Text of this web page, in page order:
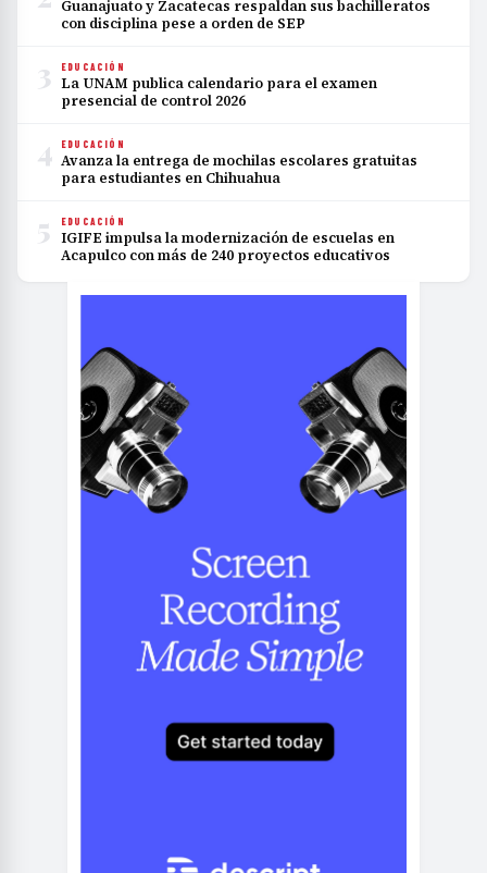
Guanajuato y Zacatecas respaldan sus bachilleratos
con disciplina pese a orden de SEP
3 EDUCACIÓN
La UNAM publica calendario para el examen
presencial de control 2026
4 EDUCACIÓN
Avanza la entrega de mochilas escolares gratuitas
para estudiantes en Chihuahua
5 EDUCACIÓN
IGIFE impulsa la modernización de escuelas en
Acapulco con más de 240 proyectos educativos